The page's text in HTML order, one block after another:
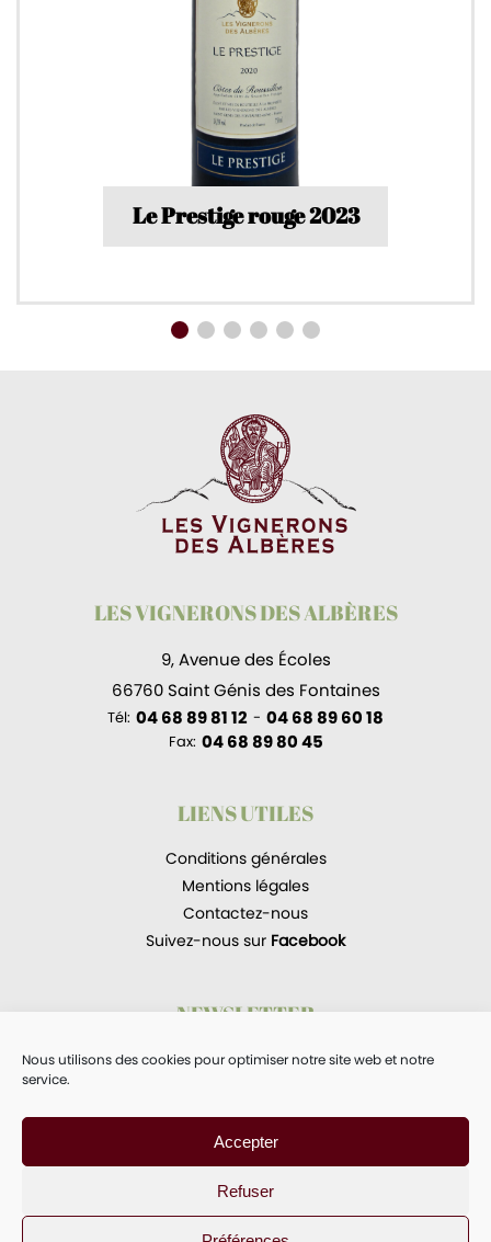
Nous utilisons des cookies pour optimiser notre site web et notre
service.
Accepter
Refuser
Le Prestige rouge 2023
LES VIGNERONS DES ALBÈRES
9, Avenue des Écoles
66760 Saint Génis des Fontaines
Tél: 04 68 89 81 12 - 04 68 89 60 18
Fax: 04 68 89 80 45
LIENS UTILES
Conditions générales
Mentions légales
Contactez-nous
Suivez-nous sur Facebook
NEWSLETTER
L'abus d'alcool est dangereux pour la santé.